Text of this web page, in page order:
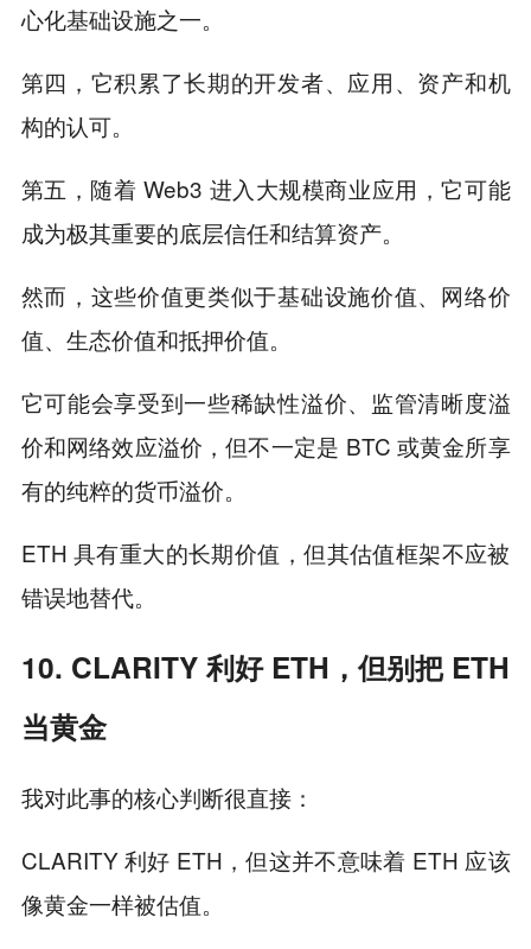
心化基础设施之一。
第四，它积累了长期的开发者、应用、资产和机
构的认可。
第五，随着 Web3 进入大规模商业应用，它可能
成为极其重要的底层信任和结算资产。
然而，这些价值更类似于基础设施价值、网络价
值、生态价值和抵押价值。
它可能会享受到一些稀缺性溢价、监管清晰度溢
价和网络效应溢价，但不一定是 BTC 或黄金所享
有的纯粹的货币溢价。
ETH 具有重大的长期价值，但其估值框架不应被
错误地替代。
10. CLARITY 利好 ETH，但别把 ETH
当黄金
我对此事的核心判断很直接：
CLARITY 利好 ETH，但这并不意味着 ETH 应该
像黄金一样被估值。